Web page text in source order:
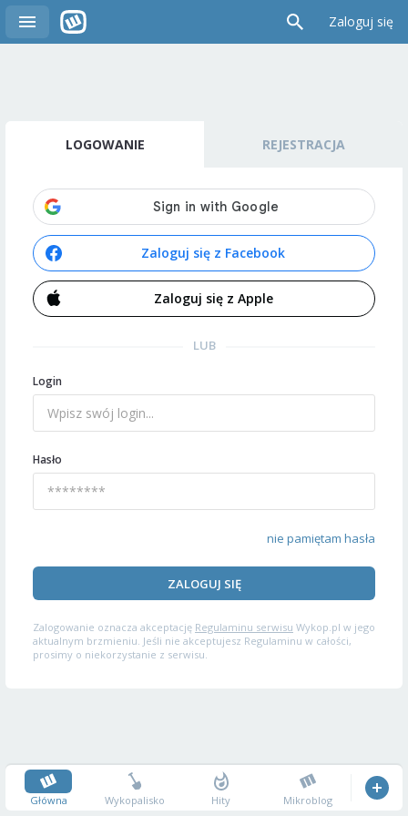
Zaloguj się
LOGOWANIE REJESTRACJA
Zaloguj się z Facebook
Zaloguj się z Apple
LUB
Login
Hasło
nie pamiętam hasła
ZALOGUJ SIĘ
Zalogowanie oznacza akceptację Regulaminu serwisu Wykop.pl w jego
aktualnym brzmieniu. Jeśli nie akceptujesz Regulaminu w całości,
prosimy o niekorzystanie z serwisu.
Główna Wykopalisko Hity Mikroblog